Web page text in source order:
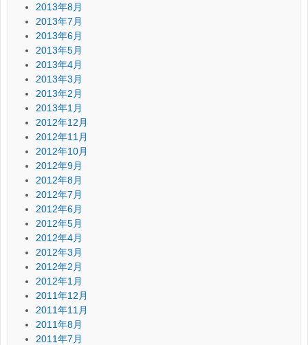
2013年8月
2013年7月
2013年6月
2013年5月
2013年4月
2013年3月
2013年2月
2013年1月
2012年12月
2012年11月
2012年10月
2012年9月
2012年8月
2012年7月
2012年6月
2012年5月
2012年4月
2012年3月
2012年2月
2012年1月
2011年12月
2011年11月
2011年8月
2011年7月